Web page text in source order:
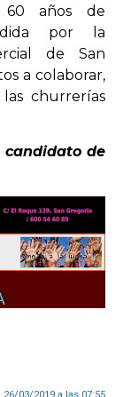
60 años de
por la
de San
a colaborar,
churrerías
candidato de
26/03/2019 a las 07:55